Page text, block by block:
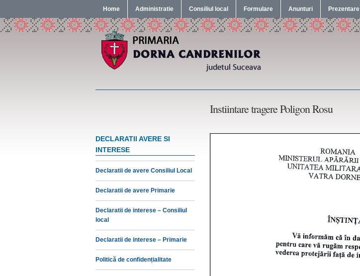
Home Administratie Consiliul local Formulare Anunturi Prezentare
Instiintare tragere Poligon Rosu
DECLARATII AVERE SI
INTERESE
Declaratii de avere Consiliul Local
Declaratii de avere Primarie
Declaratii de interese – Consiliul
local
Declaratii de interese – Primarie
Politică de confidențialitate